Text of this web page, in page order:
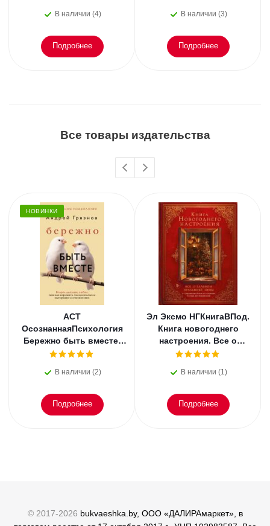
В наличии (4)
Подробнее
В наличии (3)
Подробнее
Все товары издательства
НОВИНКИ
АСТ
ОсознаннаяПсихология
Бережно быть вместе.
Второе дыхание любви,
эмоциональное
В наличии (2)
Подробнее
Эл Эксмо НГКнигаВПод.
Книга новогоднего
настроения. Все о
главном празднике
елки
В наличии (1)
Подробнее
© 2017-2026 bukvaeshka.by, ООО «ДАЛИРАмаркет», в